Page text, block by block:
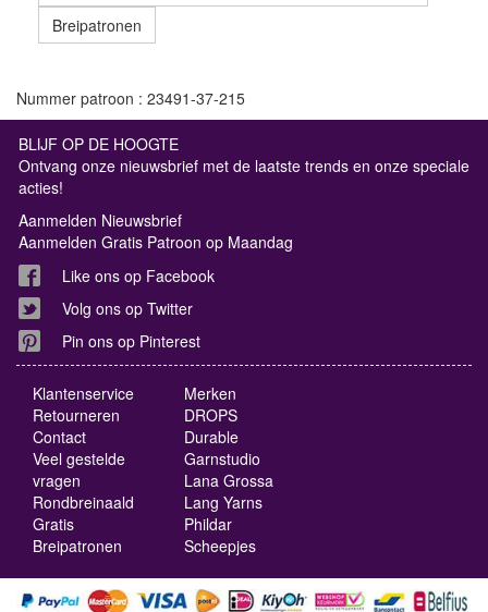
Breipatronen
Nummer patroon : 23491-37-215
BLIJF OP DE HOOGTE
Ontvang onze nieuwsbrief met de laatste trends en onze speciale
acties!
Aanmelden Nieuwsbrief
Aanmelden Gratis Patroon op Maandag
Like ons op Facebook
Volg ons op Twitter
Pin ons op Pinterest
Klantenservice
Retourneren
Contact
Veel gestelde
vragen
Rondbreinaald
Gratis
Breipatronen
Merken
DROPS
Durable
Garnstudio
Lana Grossa
Lang Yarns
Phildar
Scheepjes